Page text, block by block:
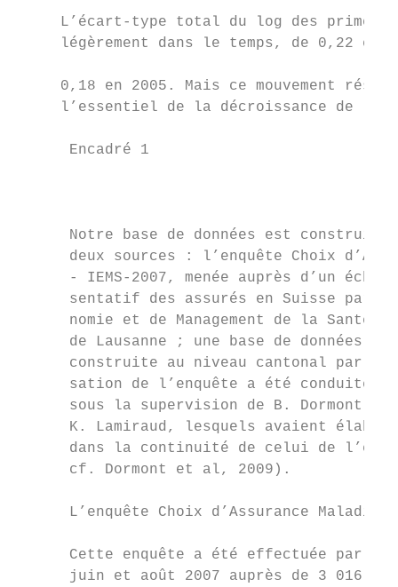
L’écart-type total du log des primes
légèrement dans le temps, de 0,22 en
0,18 en 2005. Mais ce mouvement
l’essentiel de la décroissance de
      Encadré 1
Notre base de données est
deux sources : l’enquête Choix
- IEMS-2007, menée auprès d’un
sentatif des assurés en Suisse par
nomie et de Management de la Santé
de Lausanne ; une base de données
construite au niveau cantonal par
sation de l’enquête a été conduite
sous la supervision de B. Dormont,
K. Lamiraud, lesquels avaient
dans la continuité de celui de
cf. Dormont et al, 2009).
L’enquête Choix d’Assurance Maladie
Cette enquête a été effectuée par
juin et août 2007 auprès de 3 016